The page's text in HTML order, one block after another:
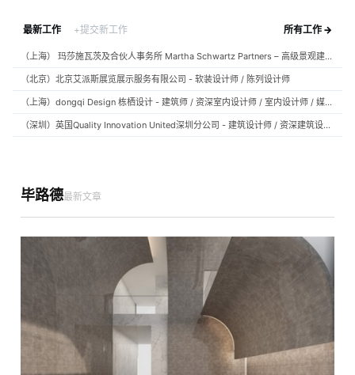
最新工作 +提交新工作 所有工作 →
（上海） 玛莎施瓦茨及合伙人事务所 Martha Schwartz Partners – 高级景观建筑师 Senior Landscape Designer / 景观建筑师 Landscape Designer
（北京）北京艾派斯展览展示服务有限公司 - 软装设计师 / 陈列设计师
（上海）dongqi Design 栋栖设计 - 建筑师 / 资深室内设计师 / 室内设计师 / 媒体及公共关系主管 / 设计实习生（常年招聘）
（深圳）英国Quality Innovation United深圳分公司 - 建筑设计师 / 资深建筑设计师 / 室内设计师 / 设计实习生
毕路德最新文章